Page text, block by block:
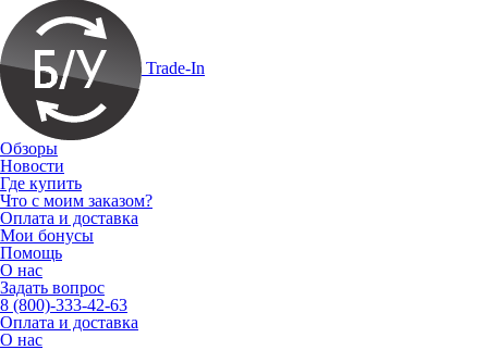
Trade-In
Обзоры
Новости
Где купить
Что с моим заказом?
Оплата и доставка
Мои бонусы
Помощь
О нас
Задать вопрос
8 (800)-333-42-63
Оплата и доставка
О нас